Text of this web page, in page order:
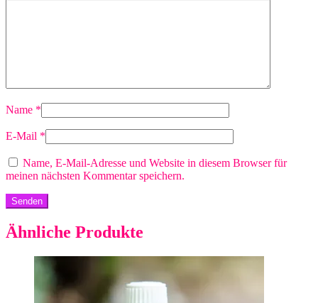
Name *
E-Mail *
Name, E-Mail-Adresse und Website in diesem Browser für
meinen nächsten Kommentar speichern.
Ähnliche Produkte